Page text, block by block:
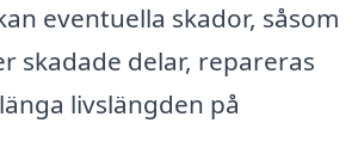
eventuella skador, såsom
skadade delar, repareras
livslängden på